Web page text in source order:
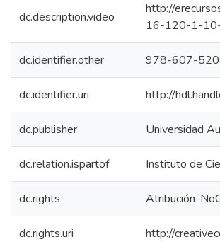
dc.description.video
http://
16-120-1-
dc.identifier.other 978-607-
dc.identifier.uri http://
dc.publisher Universidad
dc.relation.ispartof Instituto de
dc.rights Atribución-
dc.rights.uri http://